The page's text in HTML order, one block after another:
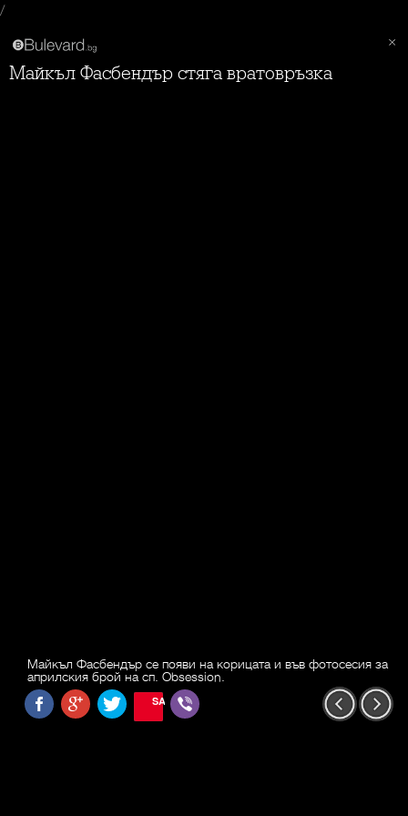
/
Майкъл Фасбендър стяга вратовръзка
Майкъл Фасбендър се появи на корицата и във фотосесия за
априлския брой на сп. Obsession.
SAVE